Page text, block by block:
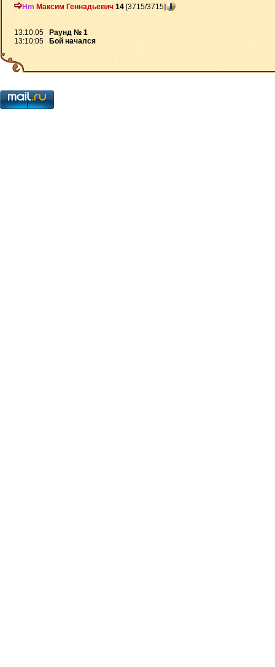
Hm Максим Геннадьевич 14 [3715/3715]
13:10:05
Раунд № 1
13:10:05
Бой начался